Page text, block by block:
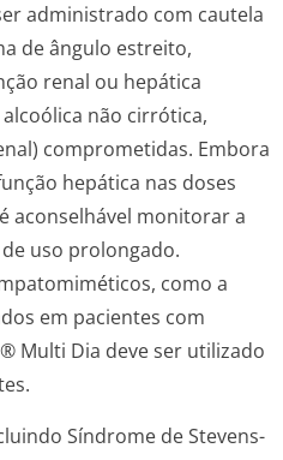
administrado com cautela
de ângulo estreito,
renal ou hepática
não cirrótica,
comprometidas. Embora
hepática nas doses
aconselhável monitorar a
uso prolongado.
como a
em pacientes com
Multi Dia deve ser utilizado
Síndrome de Stevens-